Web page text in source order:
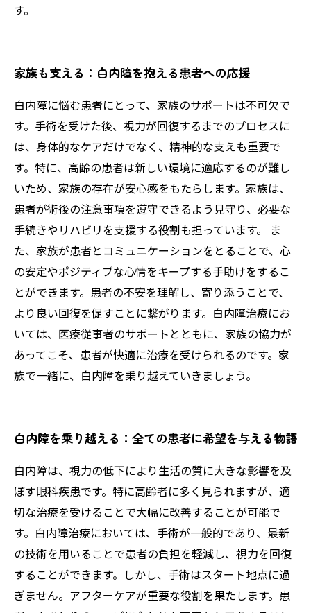
す。
家族も支える：白内障を抱える患者への応援
白内障に悩む患者にとって、家族のサポートは不可欠で
す。手術を受けた後、視力が回復するまでのプロセスに
は、身体的なケアだけでなく、精神的な支えも重要で
す。特に、高齢の患者は新しい環境に適応するのが難し
いため、家族の存在が安心感をもたらします。家族は、
患者が術後の注意事項を遵守できるよう見守り、必要な
手続きやリハビリを支援する役割も担っています。 ま
た、家族が患者とコミュニケーションをとることで、心
の安定やポジティブな心情をキープする手助けをするこ
とができます。患者の不安を理解し、寄り添うことで、
より良い回復を促すことに繋がります。白内障治療にお
いては、医療従事者のサポートとともに、家族の協力が
あってこそ、患者が快適に治療を受けられるのです。家
族で一緒に、白内障を乗り越えていきましょう。
白内障を乗り越える：全ての患者に希望を与える物語
白内障は、視力の低下により生活の質に大きな影響を及
ぼす眼科疾患です。特に高齢者に多く見られますが、適
切な治療を受けることで大幅に改善することが可能で
す。白内障治療においては、手術が一般的であり、最新
の技術を用いることで患者の負担を軽減し、視力を回復
することができます。しかし、手術はスタート地点に過
ぎません。アフターケアが重要な役割を果たします。患